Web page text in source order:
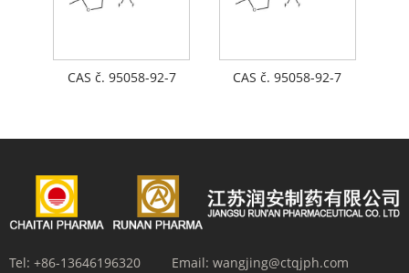
CAS č. 95058-92-7 CAS č. 95058-92-7
Tel: +86-13646196320 Email: wangjing@ctqjph.com